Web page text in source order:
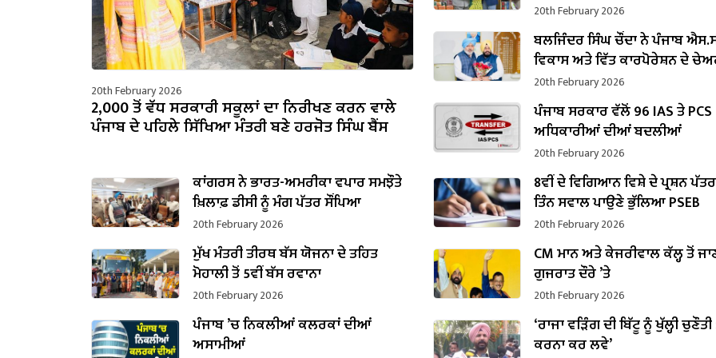
20th February 2026
2,000 ਤੋਂ ਵੱਧ ਸਰਕਾਰੀ ਸਕੂਲਾਂ ਦਾ ਨਿਰੀਖਣ ਕਰਨ ਵਾਲੇ
ਪੰਜਾਬ ਦੇ ਪਹਿਲੇ ਸਿੱਖਿਆ ਮੰਤਰੀ ਬਣੇ ਹਰਜੋਤ ਸਿੰਘ ਬੈਂਸ
20th February 2026
ਬਲਜਿੰਦਰ ਸਿੰਘ ਚੌਂਦਾ ਨੇ ਪੰਜਾਬ
ਵਿਕਾਸ ਅਤੇ ਵਿੱਤ ਕਾਰਪੋਰੇਸ਼ਨ ਦੇ
ਵਜੋਂ ਸੰਭਾਲਿਆ ਕਾਰਜਭਾਰ
20th February 2026
ਪੰਜਾਬ ਸਰਕਾਰ ਵੱਲੋਂ 96 IAS ਤੇ PCS
ਅਧਿਕਾਰੀਆਂ ਦੀਆਂ ਬਦਲੀਆਂ
20th February 2026
ਕਾਂਗਰਸ ਨੇ ਭਾਰਤ-ਅਮਰੀਕਾ ਵਪਾਰ ਸਮਝੌਤੇ
ਖ਼ਿਲਾਫ਼ ਡੀਸੀ ਨੂੰ ਮੰਗ ਪੱਤਰ ਸੌਂਪਿਆ
20th February 2026
8ਵੀਂ ਦੇ ਵਿਗਿਆਨ ਵਿਸ਼ੇ ਦੇ ਪ੍ਰਸ਼ਨ
ਤਿੰਨ ਸਵਾਲ ਪਾਉਣੇ ਭੁੱਲਿਆ PSEB
20th February 2026
ਮੁੱਖ ਮੰਤਰੀ ਤੀਰਥ ਬੱਸ ਯੋਜਨਾ ਦੇ ਤਹਿਤ
ਮੋਹਾਲੀ ਤੋਂ 5ਵੀਂ ਬੱਸ ਰਵਾਨਾ
20th February 2026
CM ਮਾਨ ਅਤੇ ਕੇਜਰੀਵਾਲ ਕੱਲ੍ਹ ਤੋਂ
ਗੁਜਰਾਤ ਦੌਰੇ ’ਤੇ
20th February 2026
ਪੰਜਾਬ ’ਚ ਨਿਕਲੀਆਂ ਕਲਰਕਾਂ ਦੀਆਂ
ਅਸਾਮੀਆਂ
‘ਰਾਜਾ ਵੜਿੰਗ ਦੀ ਬਿੱਟੂ ਨੂੰ ਖੁੱਲ੍ਹੀ
ਕਰਨਾ ਕਰ ਲਵੇ’